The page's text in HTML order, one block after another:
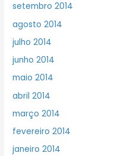
setembro 2014
agosto 2014
julho 2014
junho 2014
maio 2014
abril 2014
março 2014
fevereiro 2014
janeiro 2014